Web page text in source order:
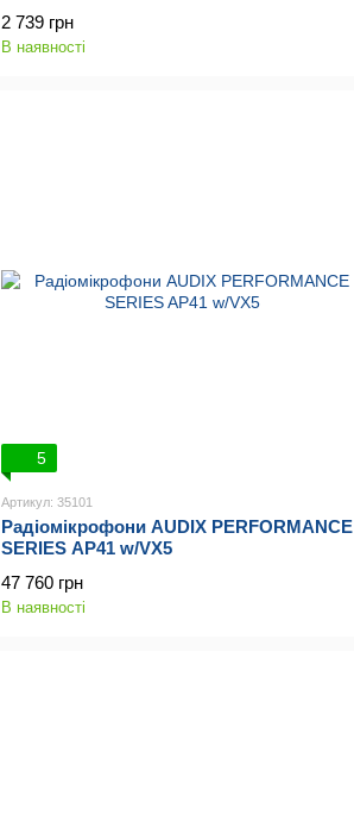
2 739 грн
В наявності
5
Артикул: 35101
Радіомікрофони AUDIX PERFORMANCE
SERIES AP41 w/VX5
47 760 грн
В наявності